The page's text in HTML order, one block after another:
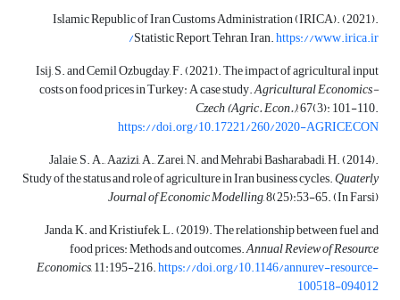
Islamic Republic of Iran Customs Administration (IRICA). (2021).
Statistic Report, Tehran, Iran.https://www.irica.ir/
Isij, S. and Cemil Ozbugday, F. (2021). The impact of agricultural input
costs on food prices in Turkey: A case study.Agricultural Economics-
Czech (Agric. Econ.), 67(3): 101-110.
https://doi.org/10.17221/260/2020-AGRICECON
Jalaie, S. A., Aazizi, A., Zarei, N. and Mehrabi Basharabadi, H. (2014).
Study of the status and role of agriculture in Iran business cycles.Quaterly
Journal of Economic Modelling, 8(25):53-65. (In Farsi)
Janda, K. and Kristiufek, L. (2019). The relationship between fuel and
food prices: Methods and outcomes.Annual Review of Resource
Economics, 11:195-216.https://doi.org/10.1146/annurev-resource-
100518-094012